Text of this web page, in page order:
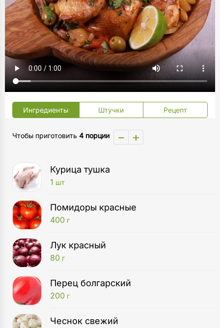
Ингредиенты Штучки Рецепт
Чтобы приготовить 4 порции − +
Курица тушка
1 шт
Помидоры красные
400 г
Лук красный
80 г
Перец болгарский
200 г
Чеснок свежий